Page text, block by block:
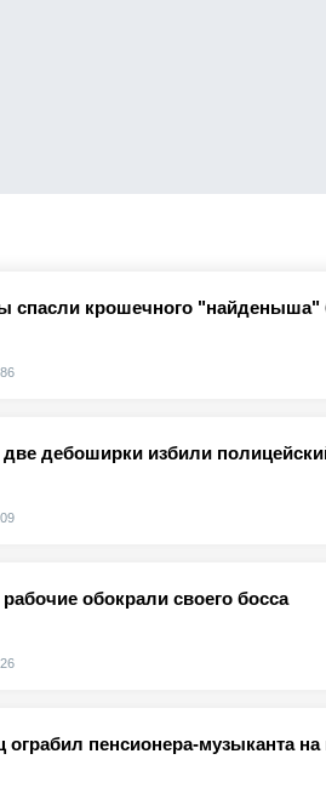
спасли крошечного "найденыша"
дебоширки избили
обокрали своего босса
ограбил пенсионера-музыканта на